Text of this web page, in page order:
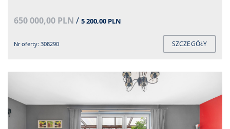
650 000,00 PLN / 5 200,00 PLN
Nr oferty: 308290 SZCZEGÓŁY